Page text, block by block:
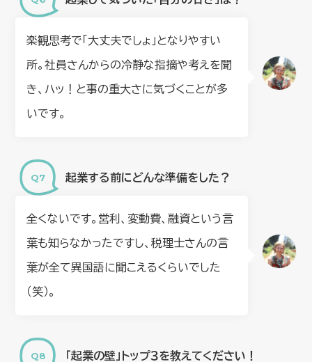
楽観思考で「大丈夫でしょ」となりやすい
所。社員さんからの冷静な指摘や考えを聞
き、ハッ！と事の重大さに気づくことが多
いです。
起業する前にどんな準備をした？
全くないです。営利、変動費、融資という言
葉も知らなかったですし、税理士さんの言
葉が全て異国語に聞こえるくらいでした
（笑）。
「起業の壁」トップ３を教えてください！